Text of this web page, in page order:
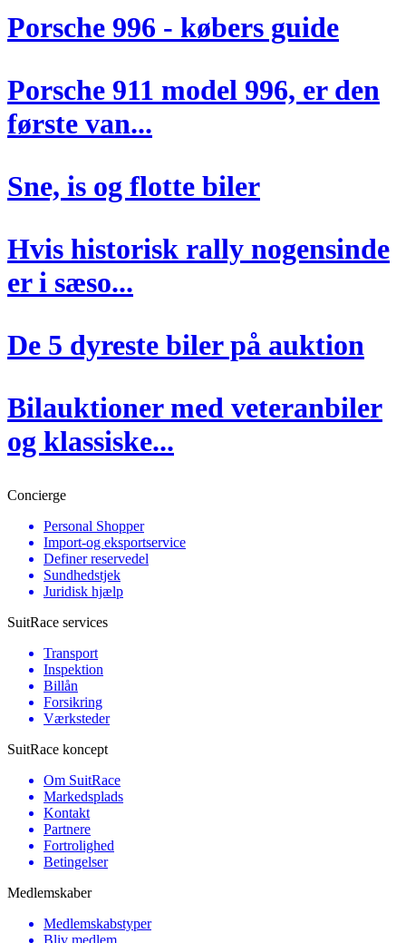
Porsche 996 - købers guide
Porsche 911 model 996, er den
første van...
Sne, is og flotte biler
Hvis historisk rally nogensinde
er i sæso...
De 5 dyreste biler på auktion
Bilauktioner med veteranbiler
og klassiske...
Concierge
Personal Shopper
Import-og eksportservice
Definer reservedel
Sundhedstjek
Juridisk hjælp
SuitRace services
Transport
Inspektion
Billån
Forsikring
Værksteder
SuitRace koncept
Om SuitRace
Markedsplads
Kontakt
Partnere
Fortrolighed
Betingelser
Medlemskaber
Medlemskabstyper